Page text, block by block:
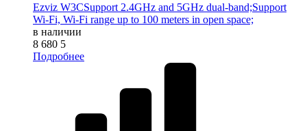
Ezviz W3CSupport 2.4GHz and 5GHz dual-band;Support
Wi-Fi, Wi-Fi range up to 100 meters in open space;
в наличии
8 680 5
Подробнее